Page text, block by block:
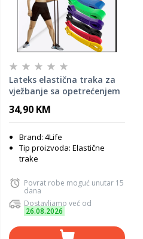
Lateks elastična traka za
vježbanje sa opetrećenjem
34,90 KM
Brand: 4Life
Tip proizvoda: Elastične
trake
Povrat robe moguć unutar 15
dana
Dostavljamo već od
26.08.2026